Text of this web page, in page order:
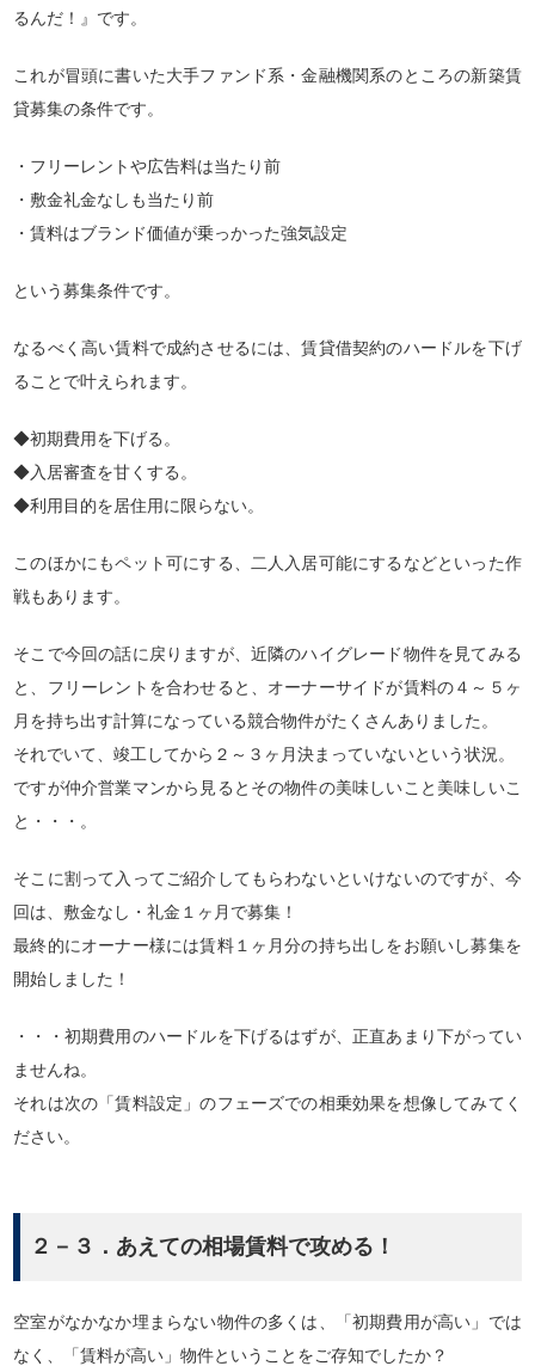
るんだ！』です。
これが冒頭に書いた大手ファンド系・金融機関系のところの新築賃
貸募集の条件です。
・フリーレントや広告料は当たり前
・敷金礼金なしも当たり前
・賃料はブランド価値が乗っかった強気設定
という募集条件です。
なるべく高い賃料で成約させるには、賃貸借契約のハードルを下げ
ることで叶えられます。
◆初期費用を下げる。
◆入居審査を甘くする。
◆利用目的を居住用に限らない。
このほかにもペット可にする、二人入居可能にするなどといった作
戦もあります。
そこで今回の話に戻りますが、近隣のハイグレード物件を見てみる
と、フリーレントを合わせると、オーナーサイドが賃料の４～５ヶ
月を持ち出す計算になっている競合物件がたくさんありました。
それでいて、竣工してから２～３ヶ月決まっていないという状況。
ですが仲介営業マンから見るとその物件の美味しいこと美味しいこ
と・・・。
そこに割って入ってご紹介してもらわないといけないのですが、今
回は、敷金なし・礼金１ヶ月で募集！
最終的にオーナー様には賃料１ヶ月分の持ち出しをお願いし募集を
開始しました！
・・・初期費用のハードルを下げるはずが、正直あまり下がってい
ませんね。
それは次の「賃料設定」のフェーズでの相乗効果を想像してみてく
ださい。
２－３．あえての相場賃料で攻める！
空室がなかなか埋まらない物件の多くは、「初期費用が高い」では
なく、「賃料が高い」物件ということをご存知でしたか？